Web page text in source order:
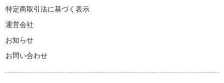
特定商取引法に基づく表示
運営会社
お知らせ
お問い合わせ